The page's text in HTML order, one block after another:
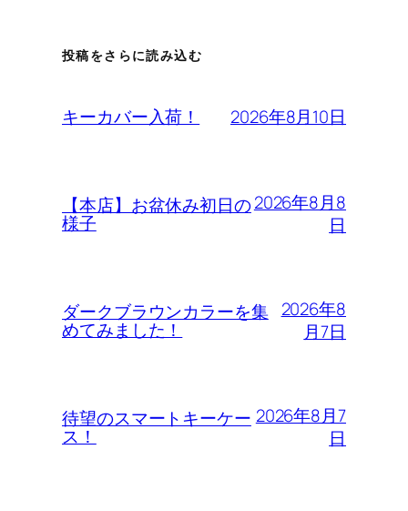
投稿をさらに読み込む
キーカバー入荷！ 2026年8月10日
【本店】お盆休み初日の
様子
2026年8月8
日
ダークブラウンカラーを集
めてみました！
2026年8
月7日
待望のスマートキーケー
ス！
2026年8月7
日